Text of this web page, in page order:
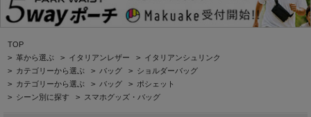
TOP
> 革から選ぶ > イタリアンレザー > イタリアンシュリンク
> カテゴリーから選ぶ > バッグ > ショルダーバッグ
> カテゴリーから選ぶ > バッグ > ポシェット
> シーン別に探す > スマホグッズ・バッグ